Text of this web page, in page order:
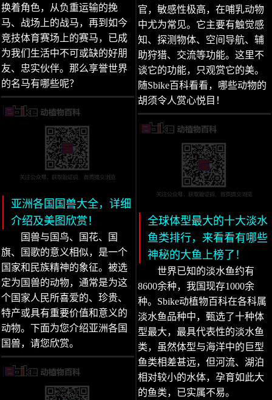
换着角色，从负重运输的挽
马、战场上的战马，再到如今
竞技体育赛场上的赛马，已成
为我们生活中不可或缺的好朋
友、忠实伙伴。那么享誉世界
的名马有哪些呢？
亚洲各国国兽大全，详细
介绍及美图欣赏！
国兽与国鸟、国花、国
旗、国歌的意义相似，是一个
国家和民族精神的象征。被选
定为国兽的动物，通常是为这
个国家人民所喜爱的、珍贵、
特产或具有重要价值和意义的
动物。下面为您介绍亚洲各国
国兽，请您欣赏。
官，敏感性极高，在哺乳动物
中尤为常见。它主要有触觉感
知、探测物体、空间导航、辅
助狩猎、交流等功能。这里不
谈它的功能，只观赏它的美。
随Sbike百科看看，哪些动物的
胡须令人赏心悦目！
全球体型最大的十大淡水
鱼类排行，来看看有哪些
神秘的大鱼上榜了！
世界已知的淡水鱼约有
8600余种，我国现存1000余
种。Sbike动植物百科在各科属
淡水鱼品种中，甄选了十种体
型最大，最具代表性的淡水鱼
类，虽然体型与海洋中的巨型
鱼类相差甚远，但河流、湖泊
相对较小的水体，孕育如此大
的鱼类，已实属不易。